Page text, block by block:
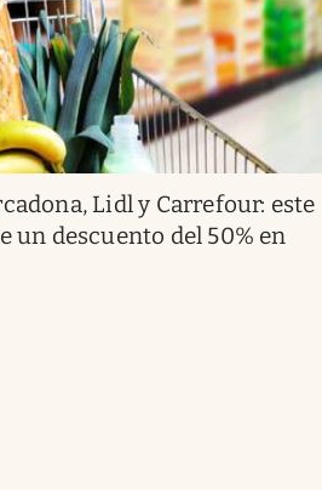
Lidl y Carrefour: este
un descuento del 50% en